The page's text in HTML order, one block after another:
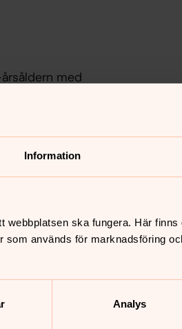
Information
webbplatsen ska fungera. Här
används för marknadsföring
Analys
med
Mårtensson.